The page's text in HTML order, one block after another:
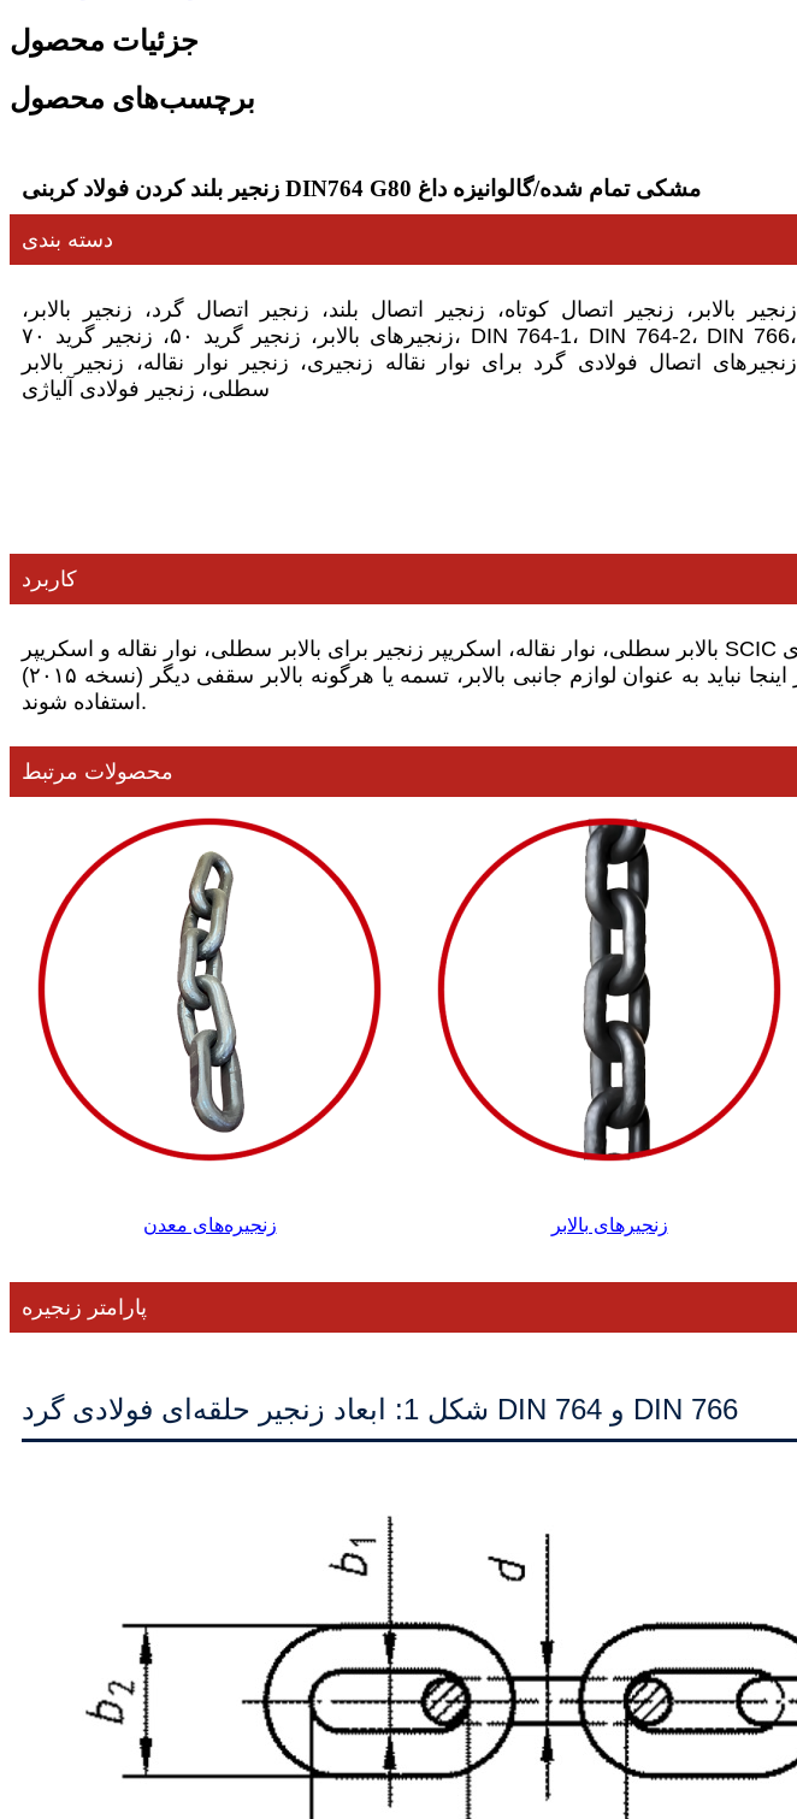
جزئیات محصول
برچسب‌های محصول
زنجیر بلند کردن فولاد کربنی DIN764 G80 مشکی تمام شده/گالوانیزه داغ
دسته بندی
زنجیر بالابر، زنجیر اتصال کوتاه، زنجیر اتصال بلند، زنجیر اتصال گرد، زنجیر بالابر،
زنجیرهای بالابر، زنجیر گرید ۵۰، زنجیر گرید ۷۰، DIN 764-1، DIN 764-2، DIN 766،
زنجیرهای اتصال فولادی گرد برای نوار نقاله زنجیری، زنجیر نوار نقاله، زنجیر بالابر
سطلی، زنجیر فولادی آلیاژی
کاربرد
بالابر سطلی، نوار نقاله، اسکریپر زنجیر برای بالابر سطلی، نوار نقاله و اسکریپر SCIC زنجیرهای فولادی گرد را طبق استانداردهای DIN 764 (G30 و G50، نسخه ۲۰۱۰) و DIN 766
(نسخه ۲۰۱۵) برای کاربرد در بالابر سطلی، نوار نقاله و اسکریپر تولید می‌کند. زنجیرهای مشخص شده در اینجا نباید به عنوان لوازم جانبی بالابر، تسمه یا هرگونه بالابر سقفی دیگر
استفاده شوند.
محصولات مرتبط
زنجیره‌های معدن زنجیرهای بالابر
پارامتر زنجیره
شکل 1: ابعاد زنجیر حلقه‌ای فولادی گرد DIN 764 و DIN 766